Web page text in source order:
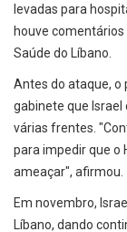
levadas para
houve
Saúde do Líbano.
Antes do ataque, o
gabinete que
várias frentes.
para impedir que o
ameaçar", afirmou.
Em novembro,
Líbano, dando